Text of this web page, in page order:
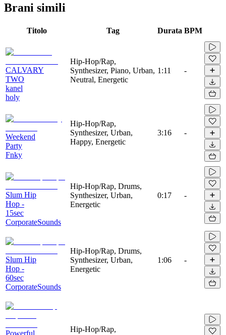
Brani simili
Titolo Tag Durata BPM
CALVARY
TWO
kanel
holy
Hip-Hop/Rap,
Synthesizer, Piano, Urban,
Neutral, Energetic
1:11 -
Weekend
Party
Fnky
Hip-Hop/Rap,
Synthesizer, Urban,
Happy, Energetic
3:16 -
Slum Hip
Hop -
15sec
CorporateSounds
Hip-Hop/Rap, Drums,
Synthesizer, Urban,
Energetic
0:17 -
Slum Hip
Hop -
60sec
CorporateSounds
Hip-Hop/Rap, Drums,
Synthesizer, Urban,
Energetic
1:06 -
Powerful
Hip-Hop/Rap,